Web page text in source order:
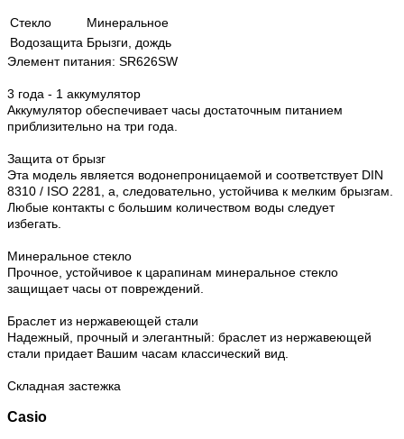
Стекло
Минеральное
Водозащита Брызги, дождь
Элемент питания: SR626SW
3 года - 1 аккумулятор
Аккумулятор обеспечивает часы достаточным питанием
приблизительно на три года.
Защита от брызг
Эта модель является водонепроницаемой и соответствует DIN
8310 / ISO 2281, а, следовательно, устойчива к мелким брызгам.
Любые контакты с большим количеством воды следует
избегать.
Минеральное стекло
Прочное, устойчивое к царапинам минеральное стекло
защищает часы от повреждений.
Браслет из нержавеющей стали
Надежный, прочный и элегантный: браслет из нержавеющей
стали придает Вашим часам классический вид.
Складная застежка
Casio